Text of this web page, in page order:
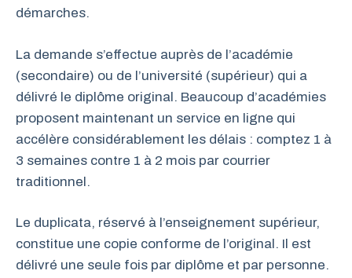
démarches.
La demande s’effectue auprès de l’académie
(secondaire) ou de l’université (supérieur) qui a
délivré le diplôme original. Beaucoup d’académies
proposent maintenant un service en ligne qui
accélère considérablement les délais : comptez 1 à
3 semaines contre 1 à 2 mois par courrier
traditionnel.
Le duplicata, réservé à l’enseignement supérieur,
constitue une copie conforme de l’original. Il est
délivré une seule fois par diplôme et par personne.